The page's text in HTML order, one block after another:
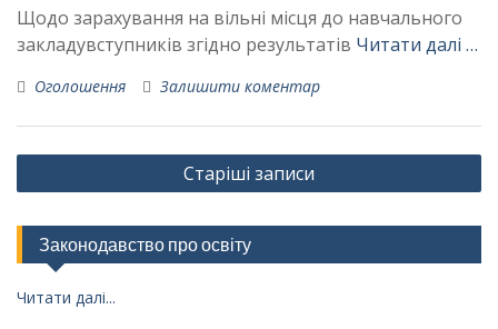
Щодо зарахування на вільні місця до навчального
закладувступників згідно результатів Читати далі …
Оголошення Залишити коментар
Навігація
за
записами
Старіші записи
Законодавство про освіту
Читати далі...